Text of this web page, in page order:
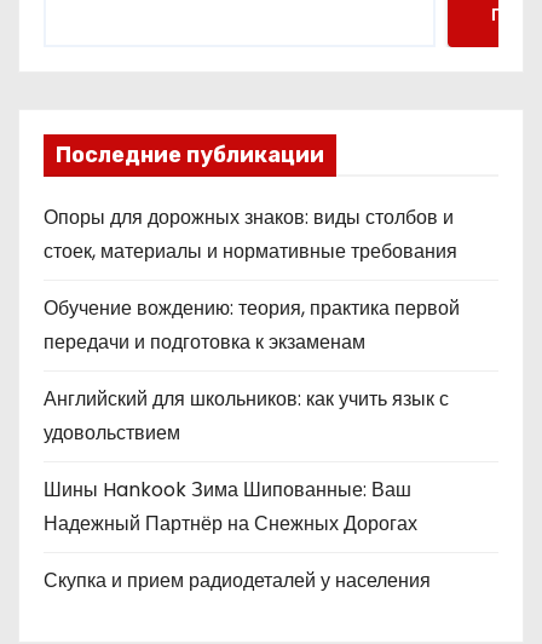
Поиск
Последние публикации
Опоры для дорожных знаков: виды столбов и
стоек, материалы и нормативные требования
Обучение вождению: теория, практика первой
передачи и подготовка к экзаменам
Английский для школьников: как учить язык с
удовольствием
Шины Hankook Зима Шипованные: Ваш
Надежный Партнёр на Снежных Дорогах
Скупка и прием радиодеталей у населения